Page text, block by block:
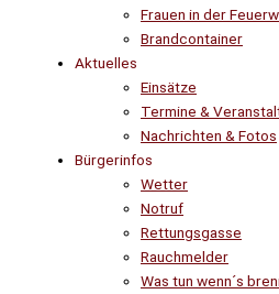
Frauen in der
Brandcontainer
Aktuelles
Einsätze
Termine &
Nachrichten & Fotos
Bürgerinfos
Wetter
Notruf
Rettungsgasse
Rauchmelder
Was tun wenn´s